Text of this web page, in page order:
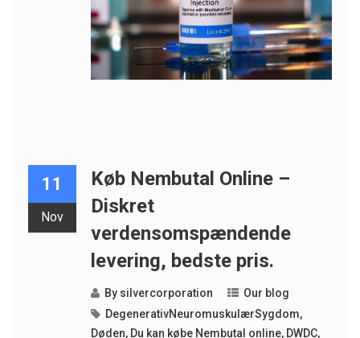
11
Nov
Køb Nembutal Online –
Diskret
verdensomspændende
levering, bedste pris.
By silvercorporation
Our blog
DegenerativNeuromuskulærSygdom,
Døden, Du kan købe Nembutal online, DWDC,